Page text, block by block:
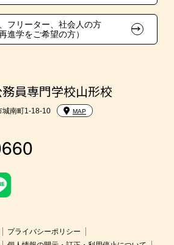
生特別入学
習システム
務員併願制度
フリーター、社会人の方
再進学をご希望の方）
員専門学校山形校
城南町1-18-10 MAP
プライバシーポリシー